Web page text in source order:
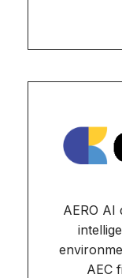
AERO AI
AEC